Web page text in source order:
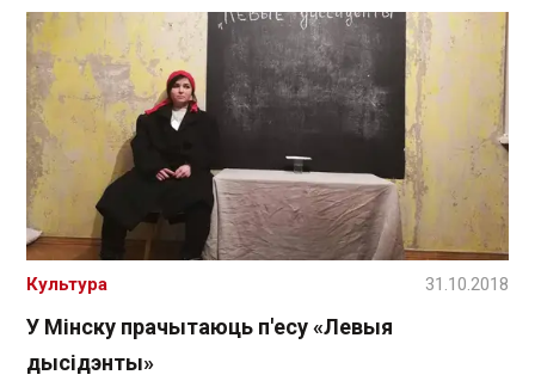
У Мінску прачытаюць п'есу «Левыя
дысідэнты»
Культура 31.10.2018